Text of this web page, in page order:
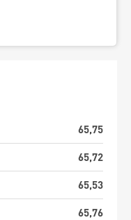
65,75
65,72
65,53
65,76